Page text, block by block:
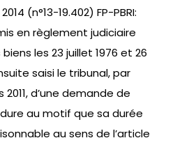
(n°13-19.402) FP-PBRI:
en règlement judiciaire
les 23 juillet 1976 et 26
saisi le tribunal, par
d’une demande de
au motif que sa durée
au sens de l’article